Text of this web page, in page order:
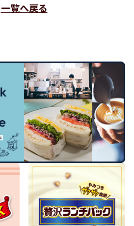
一覧へ戻る